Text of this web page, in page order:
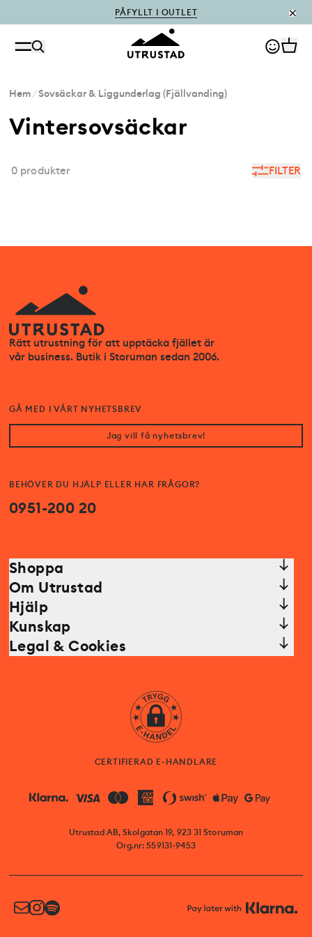
PÅFYLLT I OUTLET
Hem/Sovsäckar & Liggunderlag (Fjällvanding)
Vintersovsäckar
FILTER
0 produkter
Rätt utrustning för att upptäcka fjället är
vår business. Butik i Storuman sedan 2006.
BEHÖVER DU HJÄLP ELLER HAR FRÅGOR?
0951-200 20
GÅ MED I VÅRT NYHETSBREV
Jag vill få nyhetsbrev!
Shoppa
Om Utrustad
Hjälp
Kunskap
Legal & Cookies
CERTIFIERAD E-HANDLARE
Utrustad AB, Skolgatan 19, 923 31 Storuman
Org.nr: 559131-9453